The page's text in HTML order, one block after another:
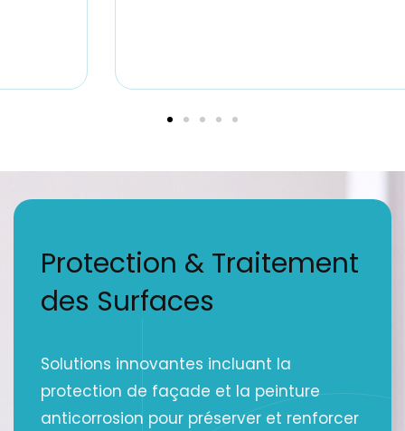
Protection & Traitement
des Surfaces
Solutions innovantes incluant la
protection de façade et la peinture
anticorrosion pour préserver et renforcer